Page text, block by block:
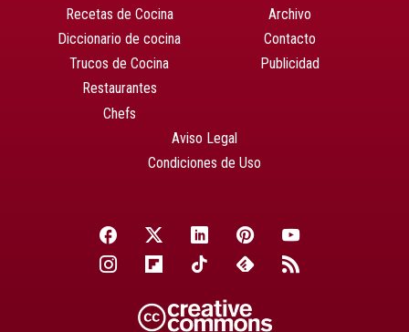
Recetas de Cocina
Diccionario de cocina
Trucos de Cocina
Restaurantes
Chefs
Archivo
Contacto
Publicidad
Aviso Legal
Condiciones de Uso